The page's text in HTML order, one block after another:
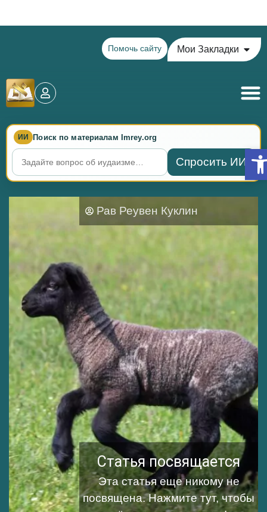
Помочь сайту Мои Закладки
ИИ Поиск по материалам Imrey.org
Спросить ИИ
Рав Реувен Куклин
Статья посвящается
Эта статья еще никому не
посвящена.Нажмите тут, чтобы